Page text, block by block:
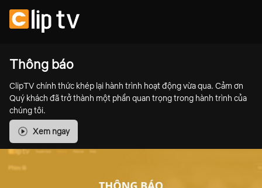
Thông báo
ClipTV chính thức khép lại hành trình hoạt động vừa qua. Cảm ơn
Quý khách đã trở thành một phần quan trọng trong hành trình của
chúng tôi.
Xem ngay